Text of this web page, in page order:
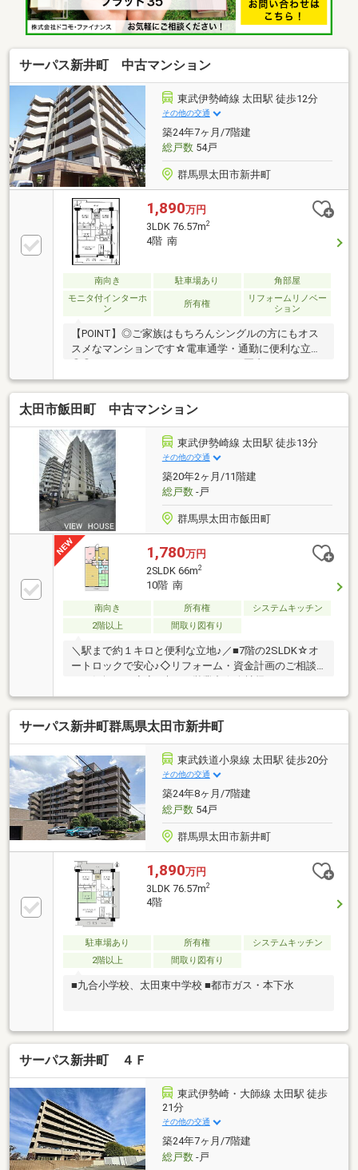
サーパス新井町 中古マンション
東武伊勢崎線 太田駅 徒歩12分
その他の交通
築24年7ヶ月/7階建
総戸数54戸
群馬県太田市新井町
1,890万円
3LDK 76.57m2
4階 南
南向き 駐車場あり
角部屋
モニタ付インターホ
ン
所有権
リフォームリノベー
ション
【POINT】◎ご家族はもちろんシングルの方にもオス
スメなマンションです☆電車通学・通勤に便利な立地
♪◎太田市内でマンションをご検討中の方是非内覧く
ださい☆彡【備考】☆現在、室内リフォーム中☆駐車
場（４千円/月）空き要確認※契約不適合責任免責（但
し、業法に従う）■【0120-82-3388】へお気軽にお問
い合わせください■■【ララハウス 太田】で検索
♪ 最新情報を毎日更新中です！ 弊社ホームペ
ージをご利用くださいませ☆☆
太田市飯田町 中古マンション
東武伊勢崎線 太田駅 徒歩13分
その他の交通
築20年2ヶ月/11階建
総戸数-戸
群馬県太田市飯田町
1,780万円
2SLDK 66m2
10階 南
南向き 所有権
システムキッチン
2階以上
間取り図有り
＼駅まで約１キロと便利な立地♪／■7階の2SLDK☆オ
ートロックで安心♪◇リフォーム・資金計画のご相談
サーパス新井町群馬県太田市新井町
東武鉄道小泉線 太田駅 徒歩20分
その他の交通
築24年8ヶ月/7階建
総戸数54戸
群馬県太田市新井町
1,890万円
3LDK 76.57m2
4階
駐車場あり 所有権
システムキッチン
2階以上
間取り図有り
■九合小学校、太田東中学校 ■都市ガス・本下水
サーパス新井町 ４Ｆ
東武伊勢崎・大師線 太田駅 徒歩
21分
その他の交通
築24年7ヶ月/7階建
総戸数-戸